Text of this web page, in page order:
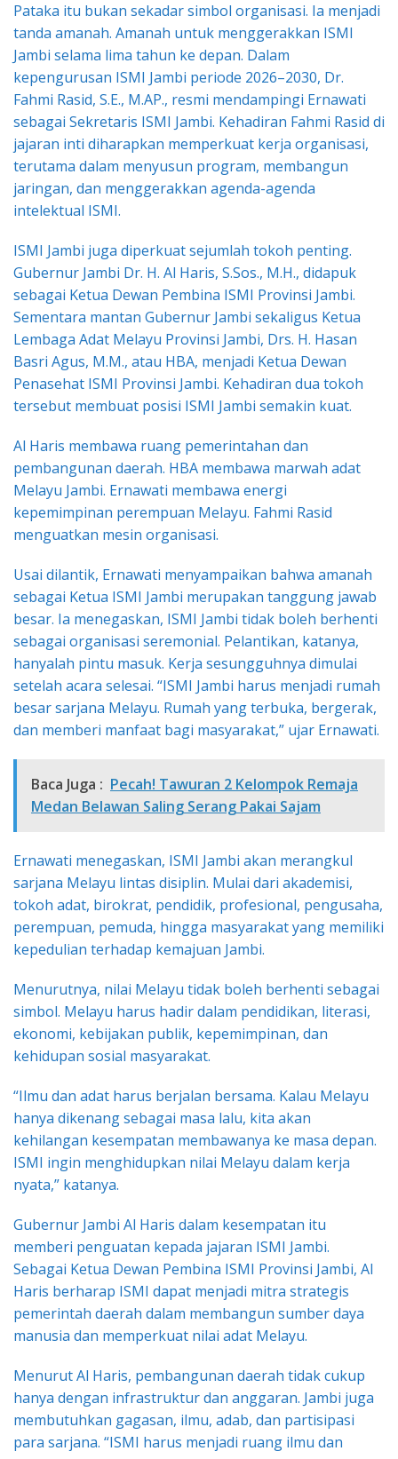
Pataka itu bukan sekadar simbol organisasi. Ia menjadi
tanda amanah. Amanah untuk menggerakkan ISMI
Jambi selama lima tahun ke depan. Dalam
kepengurusan ISMI Jambi periode 2026–2030, Dr.
Fahmi Rasid, S.E., M.AP., resmi mendampingi Ernawati
sebagai Sekretaris ISMI Jambi. Kehadiran Fahmi Rasid di
jajaran inti diharapkan memperkuat kerja organisasi,
terutama dalam menyusun program, membangun
jaringan, dan menggerakkan agenda-agenda
intelektual ISMI.
ISMI Jambi juga diperkuat sejumlah tokoh penting.
Gubernur Jambi Dr. H. Al Haris, S.Sos., M.H., didapuk
sebagai Ketua Dewan Pembina ISMI Provinsi Jambi.
Sementara mantan Gubernur Jambi sekaligus Ketua
Lembaga Adat Melayu Provinsi Jambi, Drs. H. Hasan
Basri Agus, M.M., atau HBA, menjadi Ketua Dewan
Penasehat ISMI Provinsi Jambi. Kehadiran dua tokoh
tersebut membuat posisi ISMI Jambi semakin kuat.
Al Haris membawa ruang pemerintahan dan
pembangunan daerah. HBA membawa marwah adat
Melayu Jambi. Ernawati membawa energi
kepemimpinan perempuan Melayu. Fahmi Rasid
menguatkan mesin organisasi.
Usai dilantik, Ernawati menyampaikan bahwa amanah
sebagai Ketua ISMI Jambi merupakan tanggung jawab
besar. Ia menegaskan, ISMI Jambi tidak boleh berhenti
sebagai organisasi seremonial. Pelantikan, katanya,
hanyalah pintu masuk. Kerja sesungguhnya dimulai
setelah acara selesai. “ISMI Jambi harus menjadi rumah
besar sarjana Melayu. Rumah yang terbuka, bergerak,
dan memberi manfaat bagi masyarakat,” ujar Ernawati.
Baca Juga : Pecah! Tawuran 2 Kelompok Remaja
Medan Belawan Saling Serang Pakai Sajam
Ernawati menegaskan, ISMI Jambi akan merangkul
sarjana Melayu lintas disiplin. Mulai dari akademisi,
tokoh adat, birokrat, pendidik, profesional, pengusaha,
perempuan, pemuda, hingga masyarakat yang memiliki
kepedulian terhadap kemajuan Jambi.
Menurutnya, nilai Melayu tidak boleh berhenti sebagai
simbol. Melayu harus hadir dalam pendidikan, literasi,
ekonomi, kebijakan publik, kepemimpinan, dan
kehidupan sosial masyarakat.
“Ilmu dan adat harus berjalan bersama. Kalau Melayu
hanya dikenang sebagai masa lalu, kita akan
kehilangan kesempatan membawanya ke masa depan.
ISMI ingin menghidupkan nilai Melayu dalam kerja
nyata,” katanya.
Gubernur Jambi Al Haris dalam kesempatan itu
memberi penguatan kepada jajaran ISMI Jambi.
Sebagai Ketua Dewan Pembina ISMI Provinsi Jambi, Al
Haris berharap ISMI dapat menjadi mitra strategis
pemerintah daerah dalam membangun sumber daya
manusia dan memperkuat nilai adat Melayu.
Menurut Al Haris, pembangunan daerah tidak cukup
hanya dengan infrastruktur dan anggaran. Jambi juga
membutuhkan gagasan, ilmu, adab, dan partisipasi
para sarjana. “ISMI harus menjadi ruang ilmu dan